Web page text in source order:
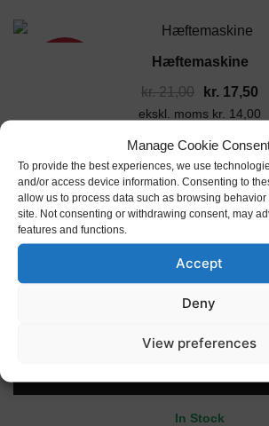
Manage Cookie
To provide the best experiences, we use
and/or access device information. Consenting to
allow us to process data such as browsing
site. Not consenting or withdrawing consent, may
features and functions.
Accept
Deny
View preferences
Hæftemaskine
kr.21,00
Den
pris
var:
kr. 21,00.
kr. 17,50
ekskl. moms kr. 14,00
TILFØJ TIL KURV
In Stock
17%
22,80 Den
pris
kr. 22,80.
kr.
In Stock